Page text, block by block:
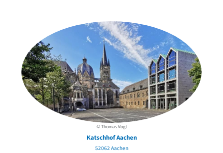
© Thomas Vogt
Katschhof Aachen
52062 Aachen